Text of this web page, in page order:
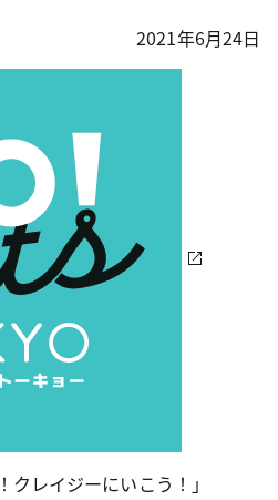
2021年6月24日
クレイジーにいこう！」